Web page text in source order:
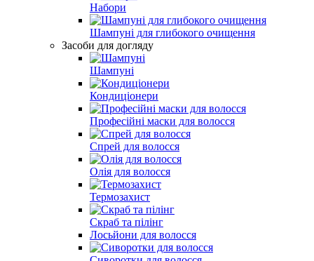
Набори
Шампуні для глибокого очищення
Засоби для догляду
Шампуні
Кондиціонери
Професійні маски для волосся
Спрей для волосся
Олія для волосся
Термозахист
Скраб та пілінг
Лосьйони для волосся